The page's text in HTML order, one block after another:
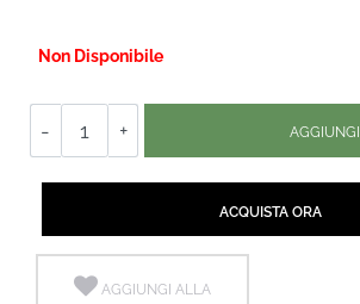
Non Disponibile
AGGIUNGI
ACQUISTA ORA
AGGIUNGI ALLA